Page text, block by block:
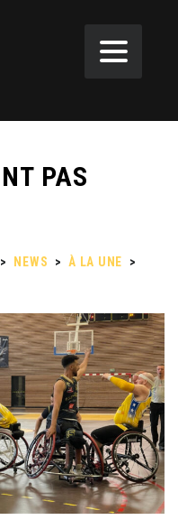
PAS
> NEWS > À LA UNE
>